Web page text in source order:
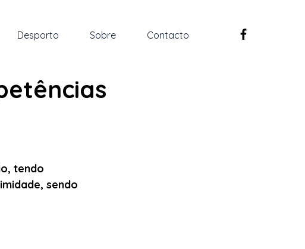
Desporto Sobre Contacto
tendo
sendo